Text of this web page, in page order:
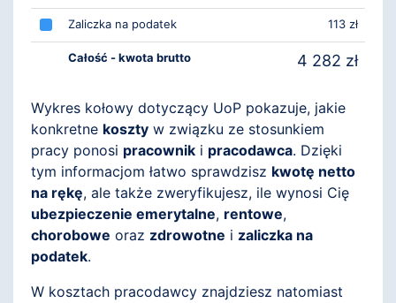
Zaliczka na podatek 113 zł
Całość - kwota brutto 4 282 zł
Wykres kołowy dotyczący UoP pokazuje, jakie
konkretne koszty w związku ze stosunkiem
pracy ponosi pracownik i pracodawca. Dzięki
tym informacjom łatwo sprawdzisz kwotę netto
na rękę, ale także zweryfikujesz, ile wynosi Cię
ubezpieczenie emerytalne, rentowe,
chorobowe oraz zdrowotne i zaliczka na
podatek.
W kosztach pracodawcy znajdziesz natomiast